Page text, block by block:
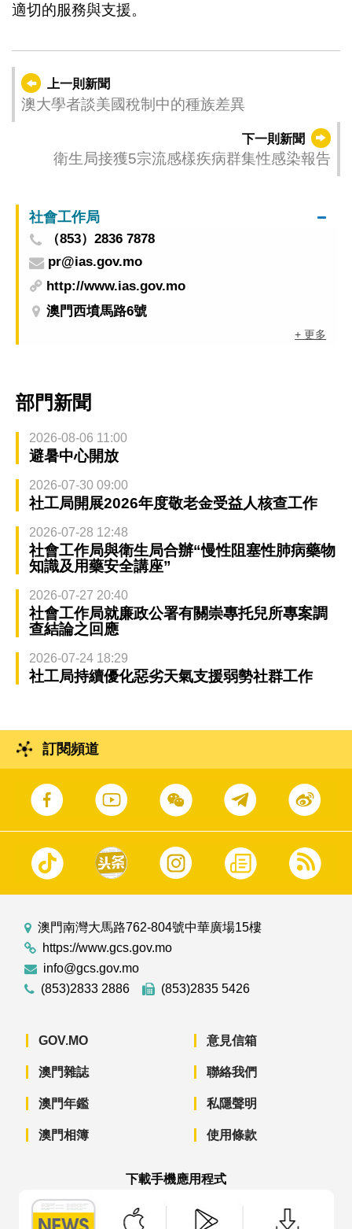
適切的服務與支援。
上一則新聞
澳大學者談美國稅制中的種族差異
下一則新聞
衛生局接獲5宗流感樣疾病群集性感染報告
社會工作局
（853）2836 7878
pr@ias.gov.mo
http://www.ias.gov.mo
澳門西墳馬路6號
+ 更多
部門新聞
2026-08-06 11:00
避暑中心開放
2026-07-30 09:00
社工局開展2026年度敬老金受益人核查工作
2026-07-28 12:48
社會工作局與衛生局合辦“慢性阻塞性肺病藥物
知識及用藥安全講座”
2026-07-27 20:40
社會工作局就廉政公署有關崇專托兒所專案調
查結論之回應
2026-07-24 18:29
社工局持續優化惡劣天氣支援弱勢社群工作
訂閱頻道
澳門南灣大馬路762-804號中華廣場15樓
https://www.gcs.gov.mo
info@gcs.gov.mo
(853)2833 2886
(853)2835 5426
GOV.MO
澳門雜誌
澳門年鑑
澳門相簿
意見信箱
聯絡我們
私隱聲明
使用條款
下載手機應用程式